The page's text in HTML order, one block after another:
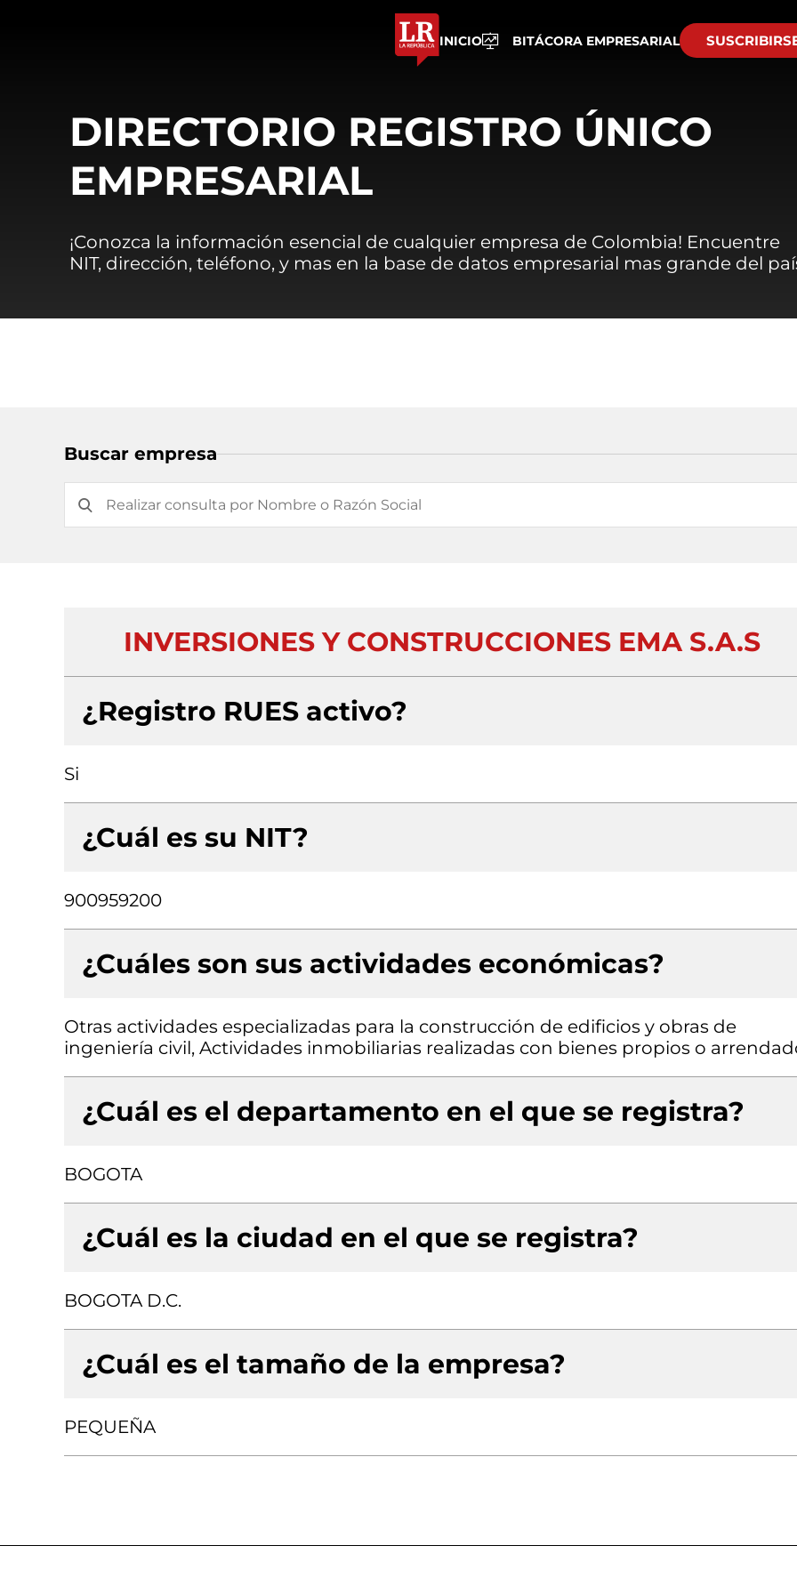
INICIO BITÁCORA EMPRESARIAL
DIRECTORIO REGISTRO ÚNICO
EMPRESARIAL
¡Conozca la información esencial de cualquier empresa de Colombia! Encuentre
NIT, dirección, teléfono, y mas en la base de datos empresarial mas grande del
Buscar empresa
INVERSIONES Y CONSTRUCCIONES EMA S.A.S
¿Registro RUES activo?
Si
¿Cuál es su NIT?
900959200
¿Cuáles son sus actividades económicas?
Otras actividades especializadas para la construcción de edificios y obras de
ingeniería civil, Actividades inmobiliarias realizadas con bienes propios o
¿Cuál es el departamento en el que se registra?
BOGOTA
¿Cuál es la ciudad en el que se registra?
BOGOTA D.C.
¿Cuál es el tamaño de la empresa?
PEQUEÑA